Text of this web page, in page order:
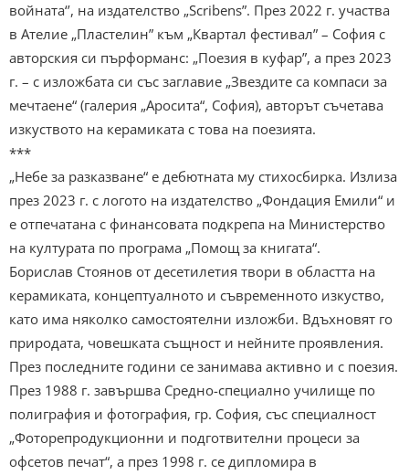
войната‘’, на издателство „Scribens”. През 2022 г. участва
в Ателие „Пластелин” към „Квартал фестивал” – София с
авторския си пърформанс: „Поезия в куфар”, а през 2023
г. – с изложбата си със заглавие „Звездите са компаси за
мечтаене“ (галерия „Аросита“, София), авторът съчетава
изкуството на керамиката с това на поезията.
***
„Небе за разказване“ е дебютната му стихосбирка. Излиза
през 2023 г. с логото на издателство „Фондация Емили“ и
е отпечатана с финансовата подкрепа на Министерство
на културата по програма „Помощ за книгата“.
Борислав Стоянов от десетилетия твори в областта на
керамиката, концептуалното и съвременното изкуство,
като има няколко самостоятелни изложби. Вдъхновят го
природата, човешката същност и нейните проявления.
През последните години се занимава активно и с поезия.
През 1988 г. завършва Средно-специално училище по
полиграфия и фотография, гр. София, със специалност
„Фоторепродукционни и подготвителни процеси за
офсетов печат“, а през 1998 г. се дипломира в